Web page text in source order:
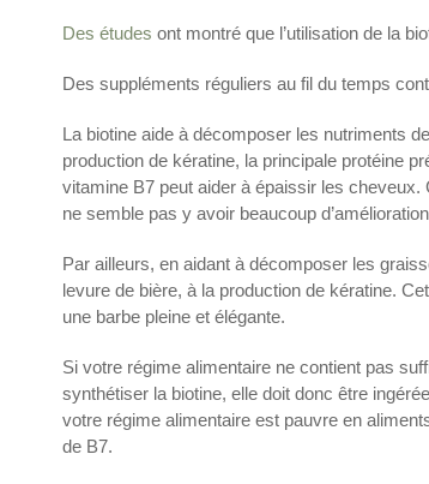
Des études ont montré que l’utilisation de la
Des suppléments réguliers au fil du temps
La biotine aide à décomposer les nutriments
production de kératine, la principale protéine
vitamine B7 peut aider à épaissir les
ne semble pas y avoir beaucoup
Par ailleurs, en aidant à décomposer les
levure de bière, à la production de kératine.
une barbe pleine et élégante.
Si votre régime alimentaire ne contient pas
synthétiser la biotine, elle doit donc être
votre régime alimentaire est pauvre en
de B7.